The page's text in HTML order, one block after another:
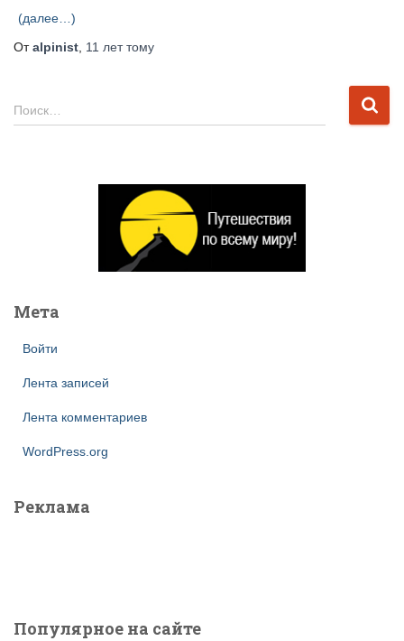
(далее…)
Отalpinist 11 леттому
Н
а
Поиск…
Мета
Войти
Лента записей
Лента комментариев
WordPress.org
Реклама
Популярное на сайте